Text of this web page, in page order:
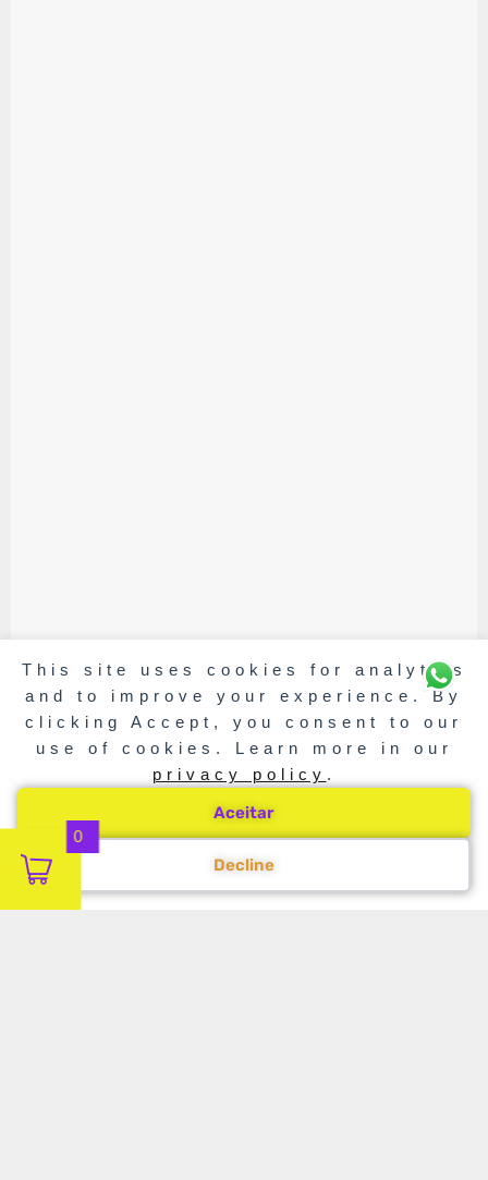
This site uses cookies for analytics
and to improve your experience. By
clicking Accept, you consent to our
use of cookies. Learn more in our
privacy policy .
Aceitar
Decline
0